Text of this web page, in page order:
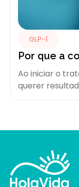
GLP-1
Por que a
Ao iniciar o
querer